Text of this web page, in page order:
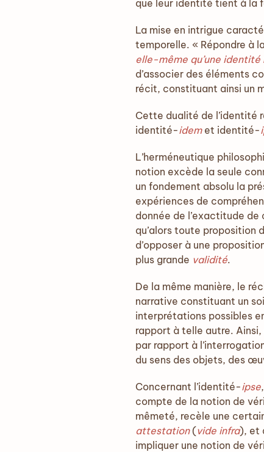
que leur identité tient à la
La mise en intrigue
temporelle. « Répondre à
elle-même qu’une
d’associer des éléments
récit, constituant ainsi un
Cette dualité de l’identité
identité-idemet identité-
L’herméneutique
notion excède la seule
un fondement absolu la
expériences de
donnée de l’exactitude
qu’alors toute proposition
d’opposer à une
plus grande validité.
De la même manière, le
narrative constituant un
interprétations possibles
rapport à telle autre.
par rapport à
du sens des objets, des
Concernant l’identité-ipse
compte de la notion de
mêmeté, recèle une
attestation(vide infra), et
impliquer une notion de